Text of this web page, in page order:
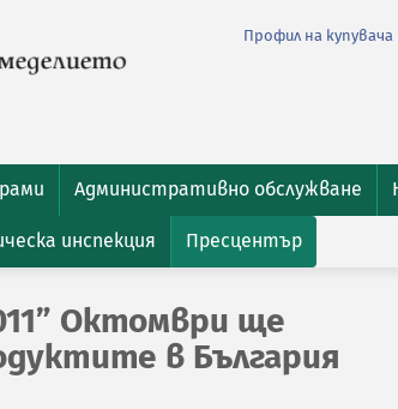
Профил на купувача
Административно обслужване
инспекция Пресцентър
Октомври ще
в България